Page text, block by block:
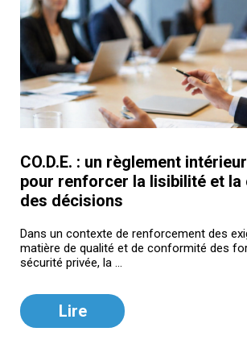
CO.D.E. : un règlement
pour renforcer la lisibilité et la
des décisions
Dans un contexte de renforcement des
matière de qualité et de conformité des
sécurité privée, la ...
Lire